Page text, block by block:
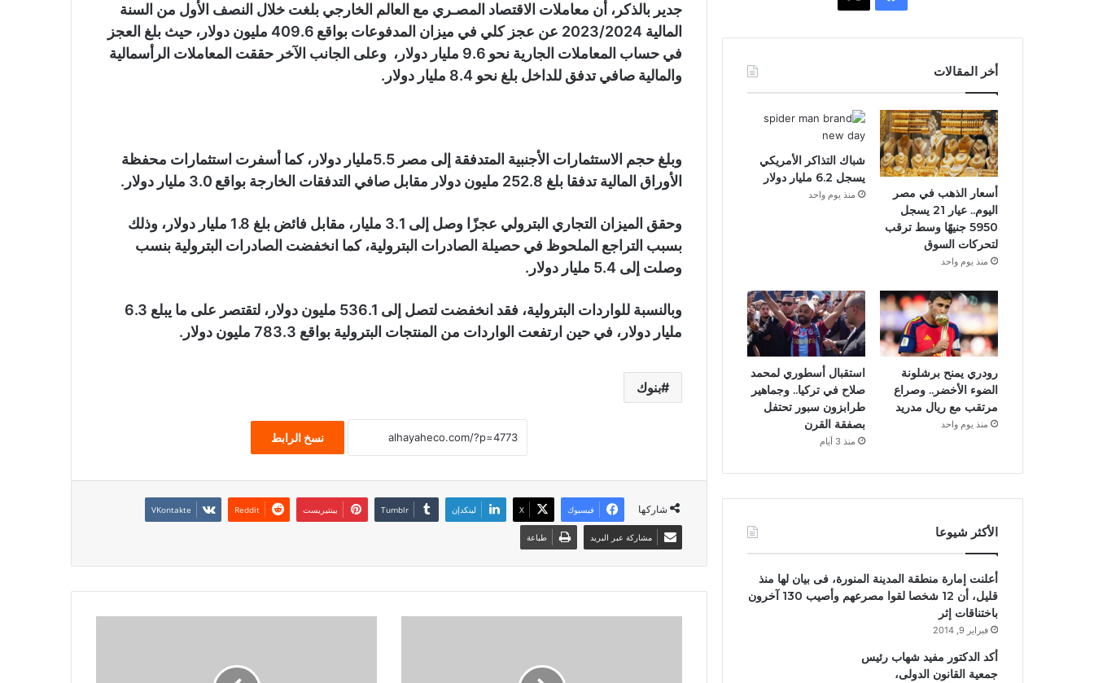
جدير بالذكر، أن معاملات الاقتصاد المصـري مع العالم الخارجي بلغت خلال النصف الأول من السنة
المالية 2023/2024 عن عجز كلي في ميزان المدفوعات بواقع 409.6 مليون دولار، حيث بلغ العجز
في حساب المعاملات الجارية نحو 9.6 مليار دولار، وعلى الجانب الآخر حققت المعاملات الرأسمالية
والمالية صافي تدفق للداخل بلغ نحو 8.4 مليار دولار.
وبلغ حجم الاستثمارات الأجنبية المتدفقة إلى مصر 5.5مليار دولار، كما أسفرت استثمارات محفظة
الأوراق المالية تدفقا بلغ 252.8 مليون دولار مقابل صافي التدفقات الخارجة بواقع 3.0 مليار دولار.
وحقق الميزان التجاري البترولي عجزًا وصل إلى 3.1 مليار، مقابل فائض بلغ 1.8 مليار دولار، وذلك
بسبب التراجع الملحوظ في حصيلة الصادرات البترولية، كما انخفضت الصادرات البترولية بنسب
وصلت إلى 5.4 مليار دولار.
وبالنسبة للواردات البترولية، فقد انخفضت لتصل إلى 536.1 مليون دولار، لتقتصر على ما يبلع 6.3
مليار دولار، في حين ارتفعت الواردات من المنتجات البترولية بواقع 783.3 مليون دولار.
بنوك
نسخ الرابط
شاركها فيسبوك X لينكدإن بينتيريست
مشاركة عبر البريد طباعة
ب
و
ك
أخر المقالات
أسعار الذهب في مصر
اليوم.. عيار 21 يسجل
5950 جنيهًا وسط ترقب
لتحركات السوق
منذ يوم واحد
شباك التذاكر الأمريكي
يسجل 6.2 مليار دولار
منذ يوم واحد
رودري يمنح برشلونة
الضوء الأخضر.. وصراع
مرتقب مع ريال مدريد
منذ يوم واحد
استقبال أسطوري لمحمد
صلاح في تركيا.. وجماهير
طرابزون سبور تحتفل
بصفقة القرن
منذ 3 أيام
الأكثر شيوعا
أعلنت إمارة منطقة المدينة المنورة، فى بيان لها منذ
قليل، أن 12 شخصا لقوا مصرعهم وأصيب 130 آخرون
باختناقات إثر
فبراير 9, 2014
أكد الدكتور مفيد شهاب رئيس
جمعية القانون الدولى،